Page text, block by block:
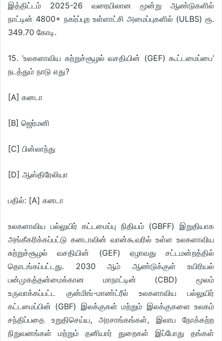
இத்திட்டம் 2025-26 வரையிலான மூன்று ஆண்டுகளில்
நாட்டின் 4800+ நகர்ப்புற உள்ளாட்சி அமைப்புகளில் (ULBS) ரூ.
349.70 கோடி.
15. ‘உலகளாவிய சுற்றுச்சூழல் வசதியின் (GEF) கூட்டமைப்பை’
நடத்தும் நாடு எது?
[A] கனடா
[B] ஜெர்மனி
[C] பின்லாந்து
[D] ஆஸ்திரேலியா
பதில்: [A] கனடா
உலகளாவிய பல்லுயிர் கட்டமைப்பு நிதியம் (GBFF) இறுதியாக
அங்கீகரிக்கப்பட்டு கனடாவின் வான்கூவரில் உள்ள உலகளாவிய
சுற்றுச்சூழல் வசதியின் (GEF) ஏழாவது சட்டமன்றத்தில்
தொடங்கப்பட்டது. 2030 ஆம் ஆண்டுக்குள் உயிரியல்
பன்முகத்தன்மைக்கான மாநாட்டின் (CBD) மூலம்
உருவாக்கப்பட்ட குன்மிங்-மாண்ட்ரீல் உலகளாவிய பல்லுயிர்
கட்டமைப்பின் (GBF) இலக்குகள் மற்றும் இலக்குகளை உலகம்
சந்திப்பதை உறுதிசெய்ய, அரசாங்கங்கள், இலாப நோக்கற்ற
நிறுவனங்கள் மற்றும் தனியார் துறைகள் இப்போது தங்கள்